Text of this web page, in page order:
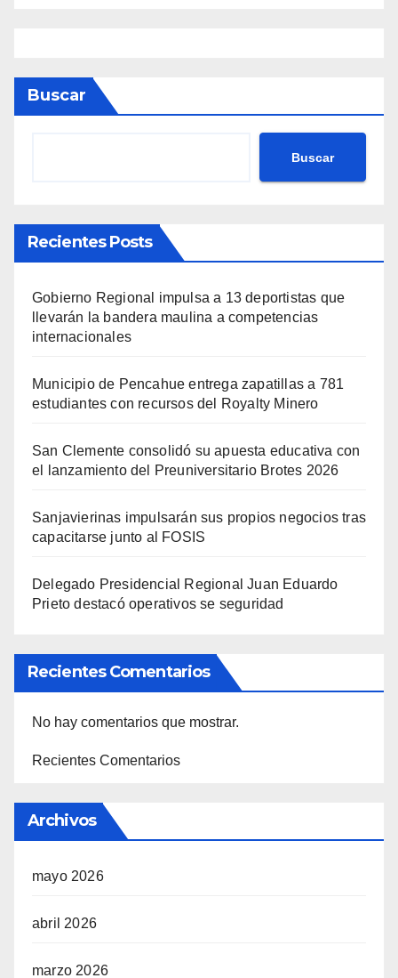
Buscar
Buscar
Recientes Posts
Gobierno Regional impulsa a 13 deportistas que
llevarán la bandera maulina a competencias
internacionales
Municipio de Pencahue entrega zapatillas a 781
estudiantes con recursos del Royalty Minero
San Clemente consolidó su apuesta educativa con
el lanzamiento del Preuniversitario Brotes 2026
Sanjavierinas impulsarán sus propios negocios tras
capacitarse junto al FOSIS
Delegado Presidencial Regional Juan Eduardo
Prieto destacó operativos se seguridad
Recientes Comentarios
No hay comentarios que mostrar.
Recientes Comentarios
Archivos
mayo 2026
abril 2026
marzo 2026